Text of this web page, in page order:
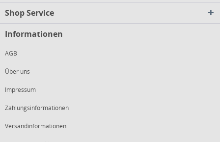
Shop Service
Informationen
AGB
Über uns
Impressum
Zahlungsinformationen
Versandinformationen